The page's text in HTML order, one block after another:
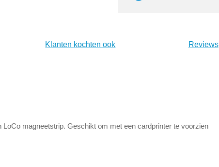
Klanten kochten ook Reviews
magneetstrip. Geschikt om met een cardprinter te voorzien